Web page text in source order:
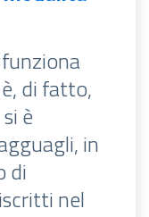
di fatto,
è
in
di
nel